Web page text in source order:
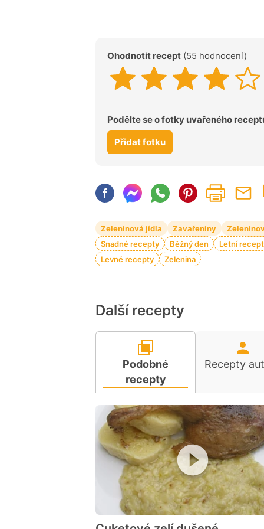
Ohodnotit recept (55 hodnocení)
Podělte se o fotky uvařeného
Přidat fotku
Zeleninová jídla Zavařeniny
Snadné recepty
Běžný den Letní
Levné recepty
Zelenina
Další recepty
Podobné
recepty
Recepty